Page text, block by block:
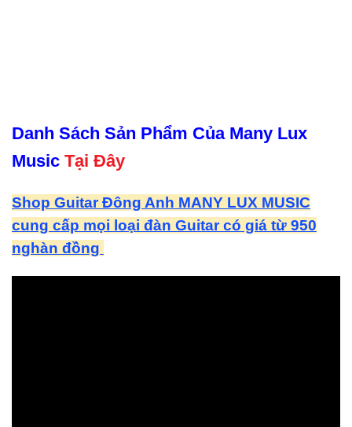
Danh Sách Sản Phẩm Của Many Lux
Music Tại Đây
Shop Guitar Đông Anh MANY LUX MUSIC
cung cấp mọi loại đàn Guitar có giá từ 950
nghàn đồng